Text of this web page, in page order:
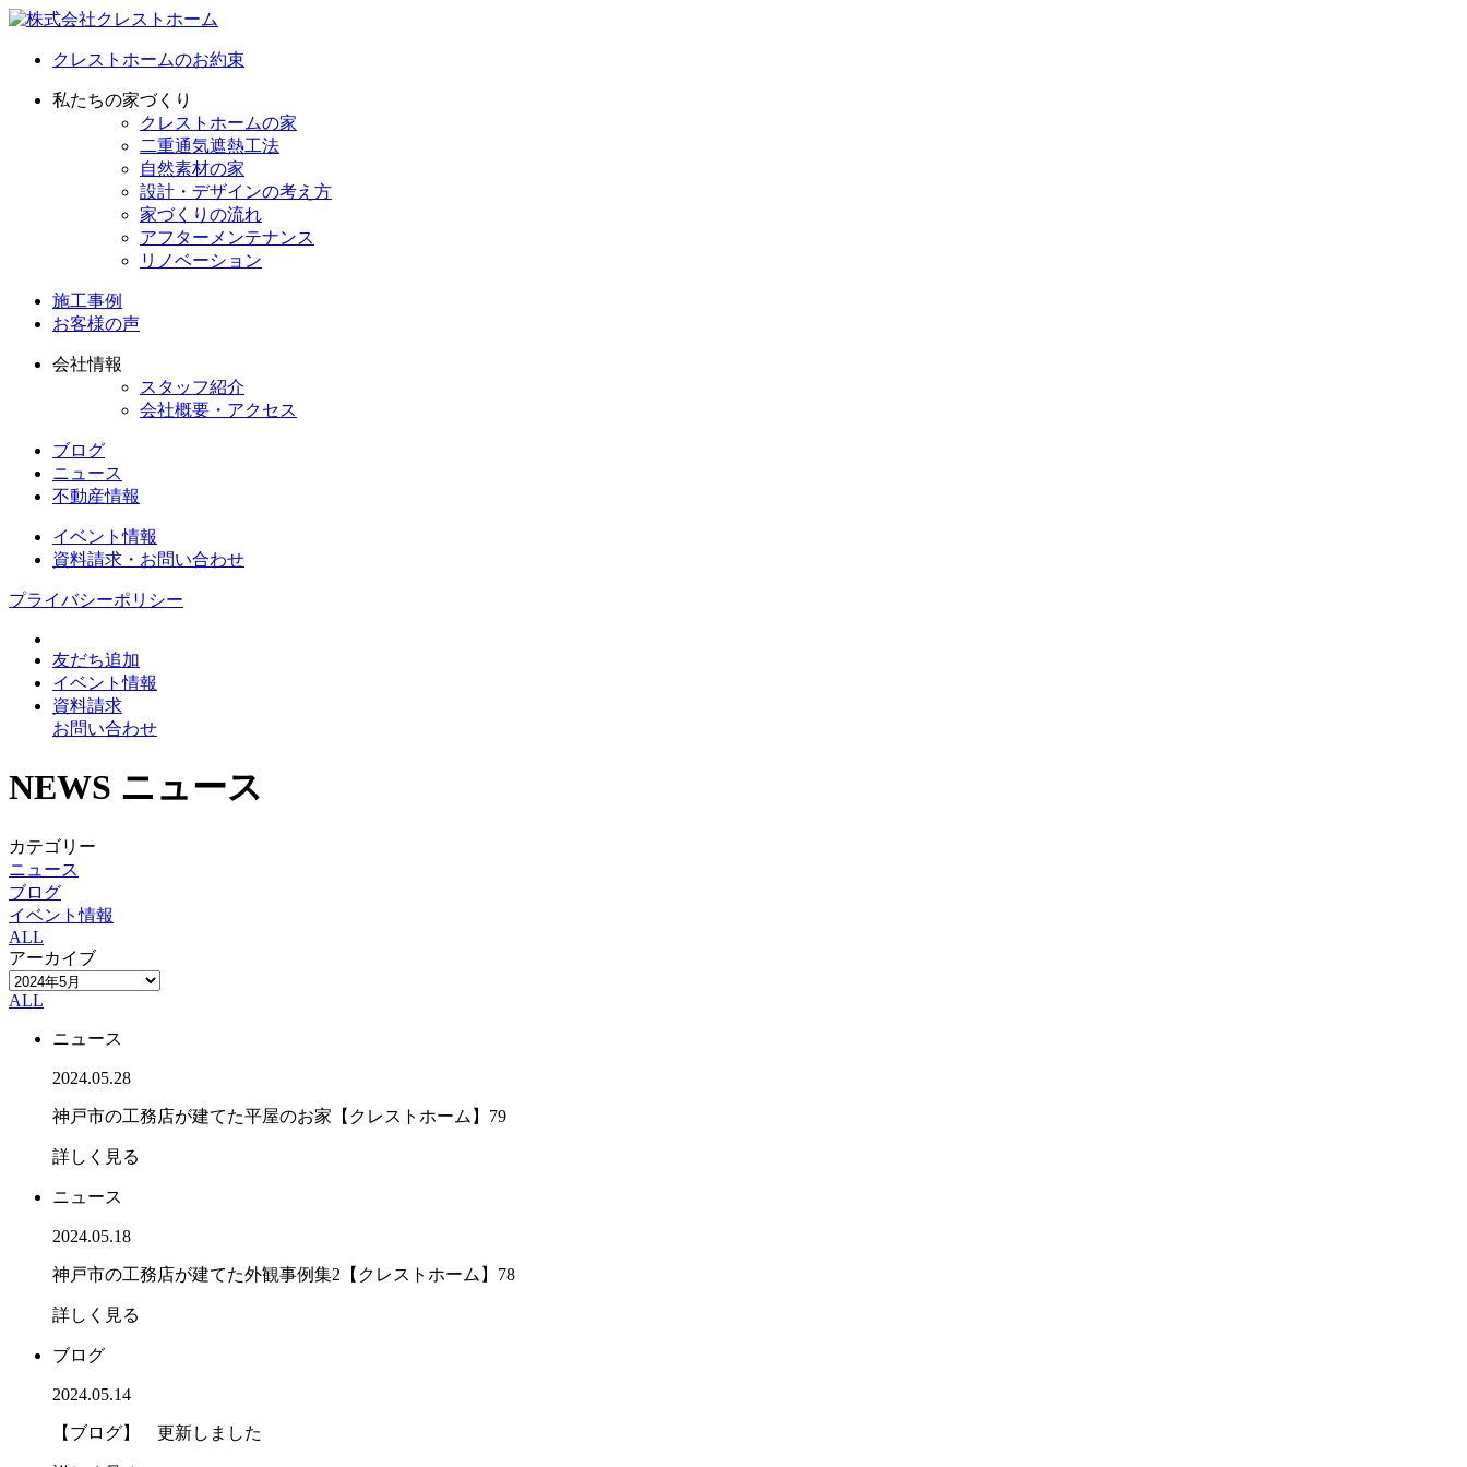
クレストホームのお約束
私たちの家づくり
クレストホームの家
二重通気遮熱工法
自然素材の家
設計・デザインの考え方
家づくりの流れ
アフターメンテナンス
リノベーション
施工事例
お客様の声
会社情報
スタッフ紹介
会社概要・アクセス
ブログ
ニュース
不動産情報
イベント情報
資料請求・お問い合わせ
プライバシーポリシー
友だち追加
イベント情報
資料請求
お問い合わせ
NEWS ニュース
カテゴリー
ニュース
ブログ
イベント情報
ALL
アーカイブ
ALL
ニュース
2024.05.28
神戸市の工務店が建てた平屋のお家【クレストホーム】79
詳しく見る
ニュース
2024.05.18
神戸市の工務店が建てた外観事例集2【クレストホーム】78
詳しく見る
ブログ
2024.05.14
【ブログ】 更新しました